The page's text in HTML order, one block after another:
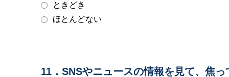
ときどき
ほとんどない
11．SNSやニュースの情報を見て、焦